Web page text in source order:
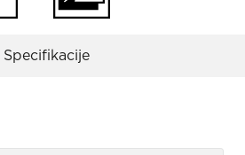
Specifikacije